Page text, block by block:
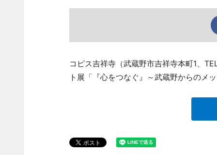
コピス吉祥寺（武蔵野市吉祥寺本町1、
ト展「『心をつなぐ』～武蔵野からのメ